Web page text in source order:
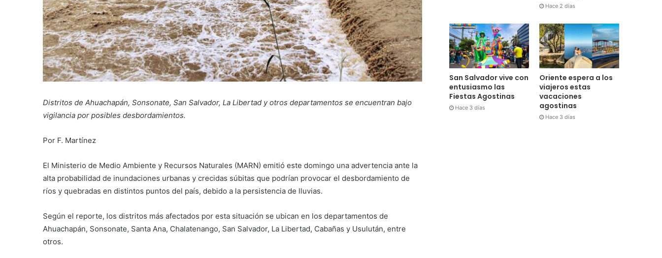
Distritos de Ahuachapán, Sonsonate, San Salvador, La Libertad y otros departamentos se encuentran bajo
vigilancia por posibles desbordamientos.
Por F. Martínez
El Ministerio de Medio Ambiente y Recursos Naturales (MARN) emitió este domingo una advertencia ante la
alta probabilidad de inundaciones urbanas y crecidas súbitas que podrían provocar el desbordamiento de
ríos y quebradas en distintos puntos del país, debido a la persistencia de lluvias.
Según el reporte, los distritos más afectados por esta situación se ubican en los departamentos de
Ahuachapán, Sonsonate, Santa Ana, Chalatenango, San Salvador, La Libertad, Cabañas y Usulután, entre
otros.
Hace 2 días
San Salvador vive con
entusiasmo las
Fiestas Agostinas
Hace 3 días
Oriente espera a los
viajeros estas
vacaciones
agostinas
Hace 3 días